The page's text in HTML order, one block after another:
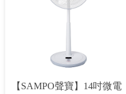
【SAMPO聲寶】14吋微電